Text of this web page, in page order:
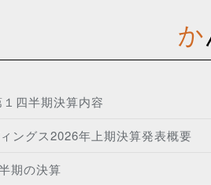
四半期決算内容
ングス2026年上期決算発表概要
期の決算